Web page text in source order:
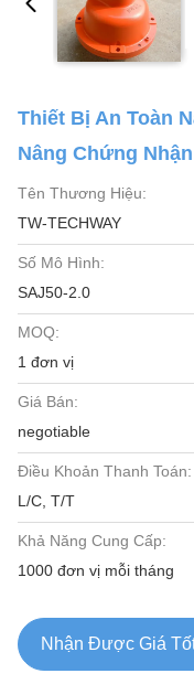
Thiết Bị An Toàn
Nâng Chứng
Tên Thương Hiệu:
TW-TECHWAY
Số Mô Hình:
SAJ50-2.0
MOQ:
1 đơn vị
Giá Bán:
negotiable
Điều Khoản Thanh Toán:
L/C, T/T
Khả Năng Cung Cấp:
1000 đơn vị mỗi tháng
Nhận Được Giá Tốt